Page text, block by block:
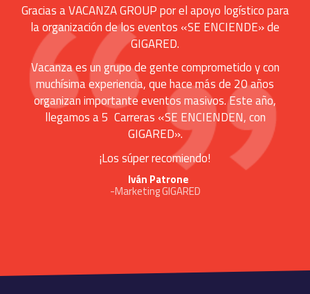
Gracias a VACANZA GROUP por el apoyo logístico para
la organización de los eventos «SE ENCIENDE» de
GIGARED.
Vacanza es un grupo de gente comprometido y con
muchísima experiencia, que hace más de 20 años
organizan importante eventos masivos. Este año,
llegamos a 5 Carreras «SE ENCIENDEN, con
GIGARED».
¡Los súper recomiendo!
Iván Patrone
-Marketing GIGARED